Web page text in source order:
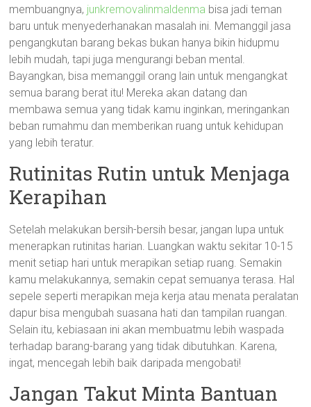
membuangnya, junkremovalinmaldenma bisa jadi teman
baru untuk menyederhanakan masalah ini. Memanggil jasa
pengangkutan barang bekas bukan hanya bikin hidupmu
lebih mudah, tapi juga mengurangi beban mental.
Bayangkan, bisa memanggil orang lain untuk mengangkat
semua barang berat itu! Mereka akan datang dan
membawa semua yang tidak kamu inginkan, meringankan
beban rumahmu dan memberikan ruang untuk kehidupan
yang lebih teratur.
Rutinitas Rutin untuk Menjaga
Kerapihan
Setelah melakukan bersih-bersih besar, jangan lupa untuk
menerapkan rutinitas harian. Luangkan waktu sekitar 10-15
menit setiap hari untuk merapikan setiap ruang. Semakin
kamu melakukannya, semakin cepat semuanya terasa. Hal
sepele seperti merapikan meja kerja atau menata peralatan
dapur bisa mengubah suasana hati dan tampilan ruangan.
Selain itu, kebiasaan ini akan membuatmu lebih waspada
terhadap barang-barang yang tidak dibutuhkan. Karena,
ingat, mencegah lebih baik daripada mengobati!
Jangan Takut Minta Bantuan